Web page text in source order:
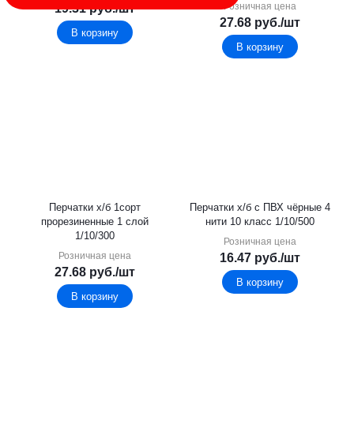
19.31руб./шт
В корзину
Розничная цена
27.68 руб./шт
В корзину
Перчатки х/б 1сорт
прорезиненные 1 слой
1/10/300
Розничная цена
27.68 руб./шт
В корзину
Перчатки х/б с ПВХ чёрные 4
нити 10 класс 1/10/500
Розничная цена
16.47 руб./шт
В корзину